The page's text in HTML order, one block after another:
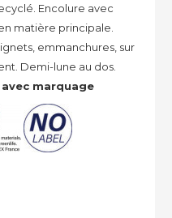
Encolure avec
matière principale.
emmanchures, sur
Demi-lune au dos.
marquage